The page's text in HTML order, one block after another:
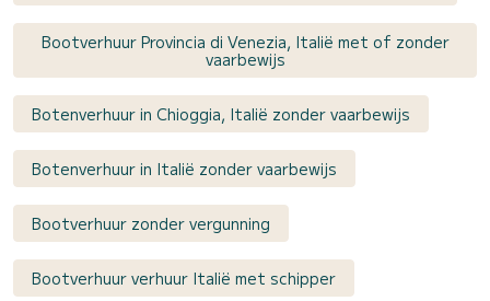
Bootverhuur Provincia di Venezia, Italië met of zonder
vaarbewijs
Botenverhuur in Chioggia, Italië zonder vaarbewijs
Botenverhuur in Italië zonder vaarbewijs
Bootverhuur zonder vergunning
Bootverhuur verhuur Italië met schipper